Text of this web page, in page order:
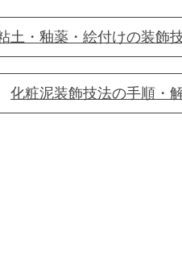
土・釉薬・絵付けの装飾
化粧泥装飾技法の手順・